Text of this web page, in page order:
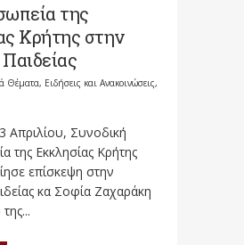
της
Κρήτης στην
Θέματα, Ειδήσεις και Ανακοινώσεις,
Απριλίου, Συνοδική
της Εκκλησίας Κρήτης
επίσκεψη στην
κα Σοφία Ζαχαράκη